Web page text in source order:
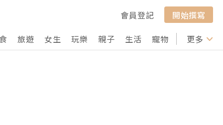
會員登記
開始撰寫
旅遊 女生 玩樂 親子 生活 寵物 行山 打卡
更多